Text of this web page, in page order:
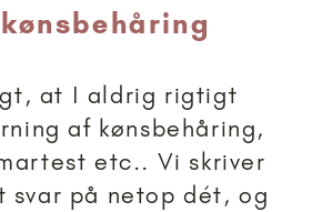
at I aldrig rigtigt
af kønsbehåring,
etc.. Vi skriver
på netop dét, og